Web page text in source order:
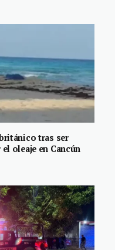
tras ser
oleaje en Cancún